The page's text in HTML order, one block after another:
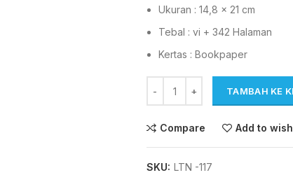
Ukuran : 14,8 x 21 cm
Tebal : vi + 342 Halaman
Kertas : Bookpaper
TAMBAH KE
Compare Add to
SKU: LTN -117